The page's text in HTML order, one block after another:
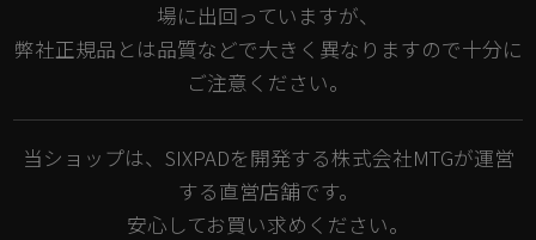
場に出回っていますが、
弊社正規品とは品質などで大きく異なりますので十分に
ご注意ください。
当ショップは、SIXPADを開発する株式会社MTGが運営
する直営店舗です。
安心してお買い求めください。